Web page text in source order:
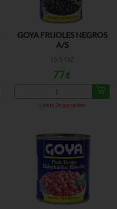
GOYA FRIJOLES NEGROS
A/S
15.5 OZ
Límite 24 por orden
77¢